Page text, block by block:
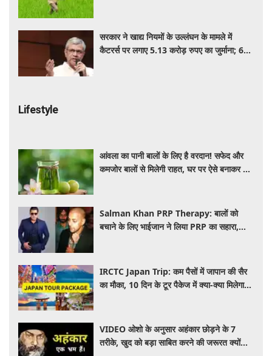
सरकार ने खाद्य नियमों के उल्लंघन के मामले में
कैटरर्स पर लगाए 5.13 करोड़ रुपए का जुर्माना; 6
Lifestyle
आंवला का पानी बालों के लिए है वरदान! सफेद और
कमजोर बालों से मिलेगी राहत, घर पर ऐसे बनाकर करें
Salman Khan PRP Therapy: बालों को
बचाने के लिए भाईजान ने लिया PRP का सहारा,
IRCTC Japan Trip: कम पैसों में जापान की सैर
का मौका, 10 दिन के टूर पैकेज में क्या-क्या मिलेगा?
VIDEO ओशो के अनुसार अहंकार छोड़ने के 7
तरीके, खुद को बड़ा साबित करने की जरूरत क्यों